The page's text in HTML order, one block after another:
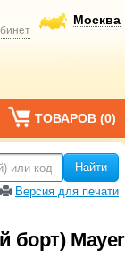
Москва
ТОВАРОВ (0)
Найти
Версия для печати
борт)